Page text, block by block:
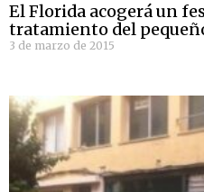
El Florida acogerá un
tratamiento del
3 de marzo de 2015